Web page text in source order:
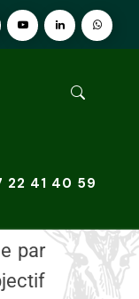
22 41 40 59
19
par